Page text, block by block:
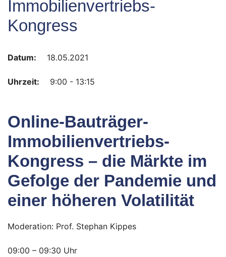
Immobilienvertriebs-
Kongress
Datum: 18.05.2021
Uhrzeit: 9:00 - 13:15
Online-Bauträger-
Immobilienvertriebs-
Kongress – die Märkte im
Gefolge der Pandemie und
einer höheren Volatilität
Moderation: Prof. Stephan Kippes
09:00 – 09:30 Uhr